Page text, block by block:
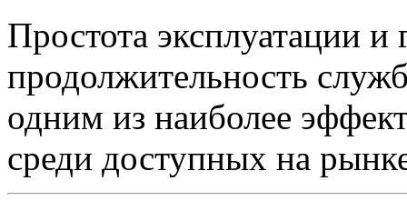
Простота эксплуатации и
продолжительность
одним из наиболее
среди доступных на